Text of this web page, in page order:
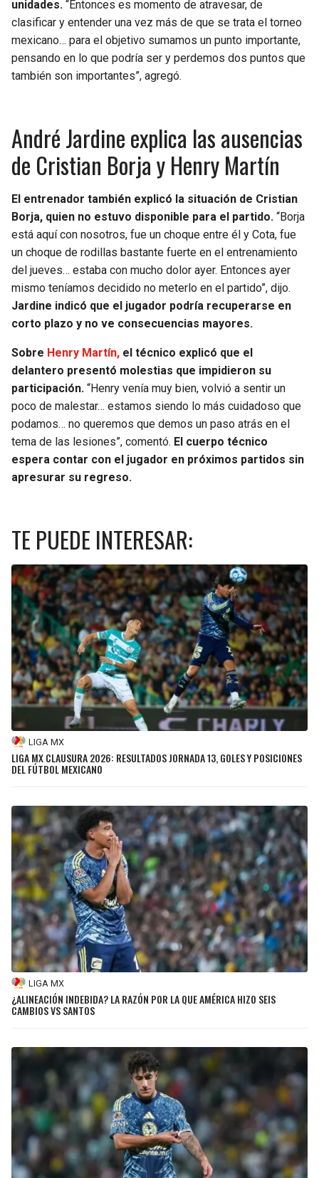
unidades. “Entonces es momento de atravesar, de
clasificar y entender una vez más de que se trata el torneo
mexicano… para el objetivo sumamos un punto importante,
pensando en lo que podría ser y perdemos dos puntos que
también son importantes”, agregó.
André Jardine explica las ausencias
de Cristian Borja y Henry Martín
El entrenador también explicó la situación de Cristian
Borja, quien no estuvo disponible para el partido. “Borja
está aquí con nosotros, fue un choque entre él y Cota, fue
un choque de rodillas bastante fuerte en el entrenamiento
del jueves… estaba con mucho dolor ayer. Entonces ayer
mismo teníamos decidido no meterlo en el partido”, dijo.
Jardine indicó que el jugador podría recuperarse en
corto plazo y no ve consecuencias mayores.
Sobre Henry Martín, el técnico explicó que el
delantero presentó molestias que impidieron su
participación. “Henry venía muy bien, volvió a sentir un
poco de malestar… estamos siendo lo más cuidadoso que
podamos… no queremos que demos un paso atrás en el
tema de las lesiones”, comentó. El cuerpo técnico
espera contar con el jugador en próximos partidos sin
apresurar su regreso.
TE PUEDE INTERESAR:
LIGA MX
LIGA MX CLAUSURA 2026: RESULTADOS JORNADA 13, GOLES Y POSICIONES
DEL FÚTBOL MEXICANO
LIGA MX
¿ALINEACIÓN INDEBIDA? LA RAZÓN POR LA QUE AMÉRICA HIZO SEIS
CAMBIOS VS SANTOS